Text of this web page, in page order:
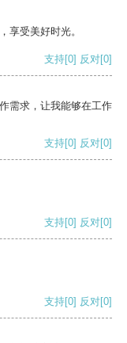
享受美好时光。
支持[0] 反对[0]
需求，让我能够在工作
支持[0] 反对[0]
支持[0] 反对[0]
支持[0] 反对[0]